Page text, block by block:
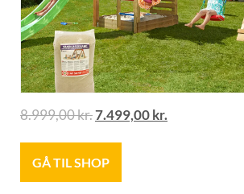
8.999,00kr.7.499,00kr.
GÅ TIL SHOP